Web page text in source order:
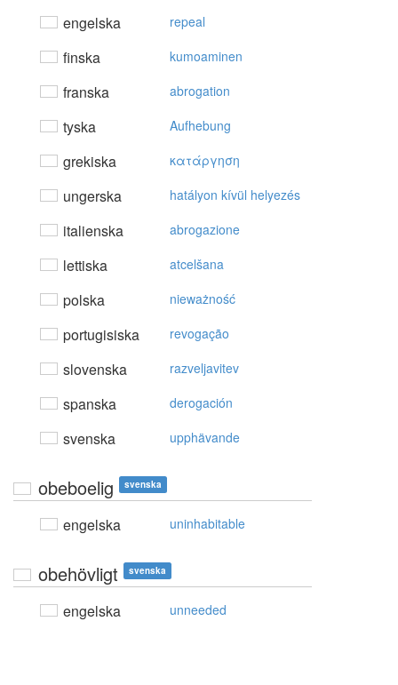
engelska repeal
finska kumoaminen
franska abrogation
tyska Aufhebung
grekiska κατάργηση
ungerska hatályon kívül helyezés
italienska abrogazione
lettiska atcelšana
polska nieważność
portugisiska revogação
slovenska razveljavitev
spanska derogación
svenska upphävande
obeboelig svenska
engelska uninhabitable
obehövligt svenska
engelska unneeded